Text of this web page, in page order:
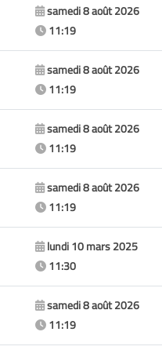
samedi 8 août 2026
11:19
samedi 8 août 2026
11:19
samedi 8 août 2026
11:19
samedi 8 août 2026
11:19
lundi 10 mars 2025
11:30
samedi 8 août 2026
11:19